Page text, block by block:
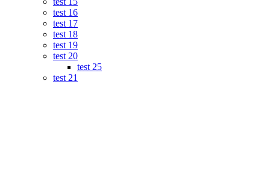
test 16
test 17
test 18
test 19
test 20
test 25
test 21